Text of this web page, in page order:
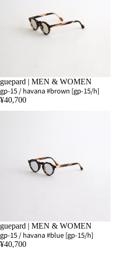
guepard | MEN & WOMEN
gp-15 / havana #brown [gp-15/h]
¥40,700
SOLD OUT
guepard | MEN & WOMEN
gp-15 / havana #blue [gp-15/h]
¥40,700